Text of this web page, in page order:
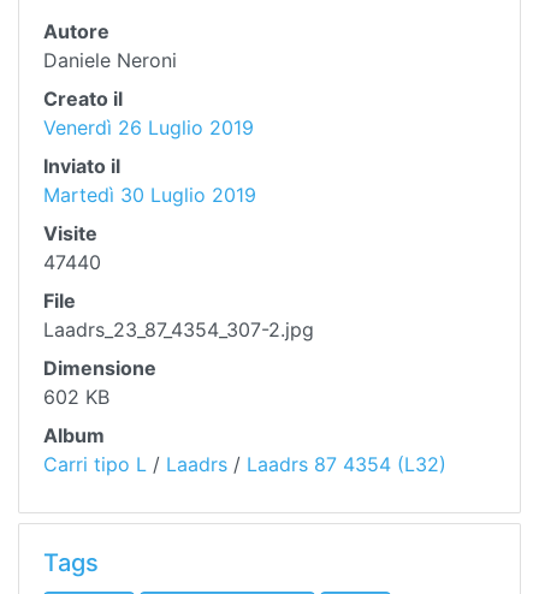
Autore
Daniele Neroni
Creato il
Venerdì 26 Luglio 2019
Inviato il
Martedì 30 Luglio 2019
Visite
47440
File
Laadrs_23_87_4354_307-2.jpg
Dimensione
602 KB
Album
Carri tipo L / Laadrs / Laadrs 87 4354 (L32)
Tags